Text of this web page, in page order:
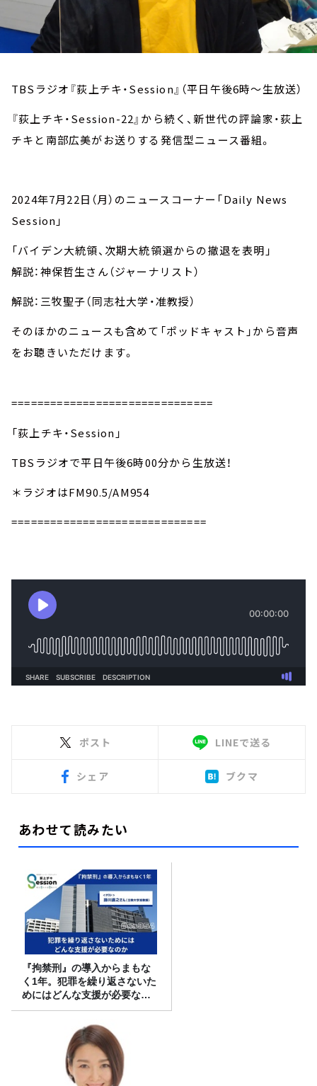
TBSラジオ『荻上チキ・Session』（平日午後6時～生放送）
『荻上チキ・Session-22』から続く、新世代の評論家・荻上
チキと南部広美がお送りする発信型ニュース番組。
2024年7月22日（月）のニュースコーナー「Daily News
Session」
「バイデン大統領、次期大統領選からの撤退を表明」
解説：神保哲生さん（ジャーナリスト）
解説：三牧聖子（同志社大学・准教授）
そのほかのニュースも含めて「ポッドキャスト」から音声
をお聴きいただけます。
===============================
「荻上チキ・Session」
TBSラジオで平日午後6時00分から生放送！
＊ラジオはFM90.5/AM954
==============================
ポスト LINEで送る
シェア ブクマ
あわせて読みたい
『拘禁刑』の導入からまもな
く1年。犯罪を繰り返さないた
めにはどんな支援が必要なの
か